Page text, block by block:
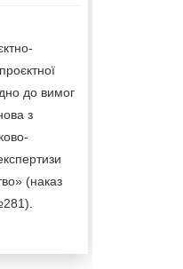
до вимог
з
(наказ